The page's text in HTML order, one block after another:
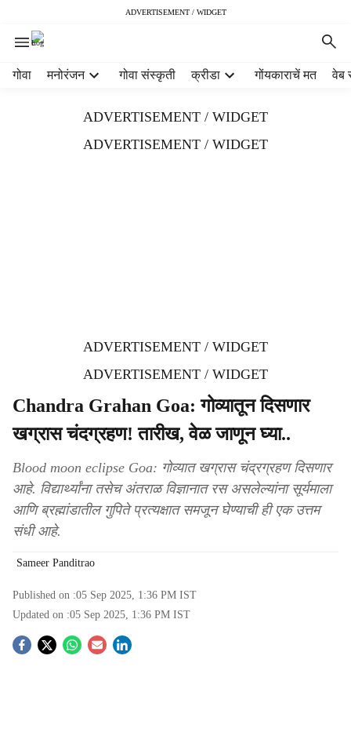
ADVERTISEMENT / WIDGET
गोवा मनोरंजन गोवा संस्कृती क्रीडा गोंयकाराचें मत वेब
ADVERTISEMENT / WIDGET
ADVERTISEMENT / WIDGET
ADVERTISEMENT / WIDGET
ADVERTISEMENT / WIDGET
Chandra Grahan Goa: गोव्यातून दिसणार
खग्रास चंदग्रहण! तारीख, वेळ जाणून घ्या..
Blood moon eclipse Goa: गोव्यात खग्रास चंद्रग्रहण दिसणार
आहे. विद्यार्थ्यांना तसेच अंतराळ विज्ञानात रस असलेल्यांना सूर्यमाला
आणि ब्रह्मांडातील गुपिते प्रत्यक्षात समजून घेण्याची ही एक उत्तम
संधी आहे.
Sameer Panditrao
Published on :05 Sep 2025, 1:36 PM IST
Updated on :05 Sep 2025, 1:36 PM IST
S